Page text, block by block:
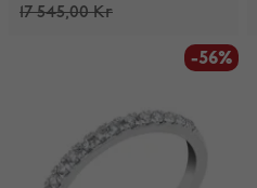
17 545,00 Kr
-56%